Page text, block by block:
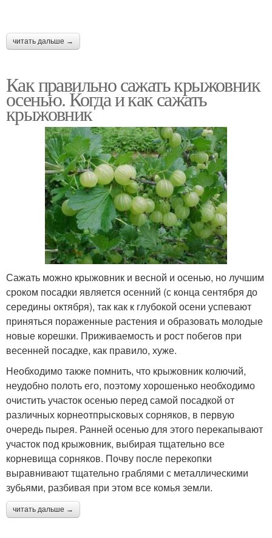
читать дальше →
Как правильно сажать крыжовник
осенью. Когда и как сажать
крыжовник
Сажать можно крыжовник и весной и осенью, но лучшим
сроком посадки является осенний (с конца сентября до
середины октября), так как к глубокой осени успевают
приняться пораженные растения и образовать молодые
новые корешки. Приживаемость и рост побегов при
весенней посадке, как правило, хуже.
Необходимо также помнить, что крыжовник колючий,
неудобно полоть его, поэтому хорошенько необходимо
очистить участок осенью перед самой посадкой от
различных корнеотпрысковых сорняков, в первую
очередь пырея. Ранней осенью для этого перекапывают
участок под крыжовник, выбирая тщательно все
корневища сорняков. Почву после перекопки
выравнивают тщательно граблями с металлическими
зубьями, разбивая при этом все комья земли.
читать дальше →